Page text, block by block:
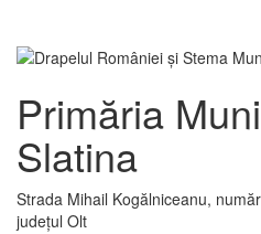
Primăria
Slatina
Strada Mihail Kogălniceanu,
județul Olt